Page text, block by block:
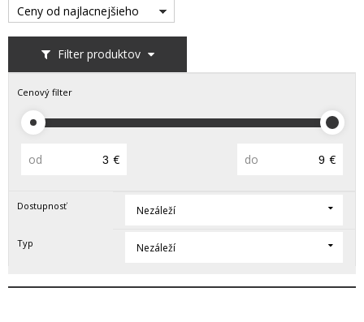
Filter produktov
Ceny od najlacnejšieho
Cenový filter
od € do €
Dostupnosť Nezáleží
Typ Nezáleží